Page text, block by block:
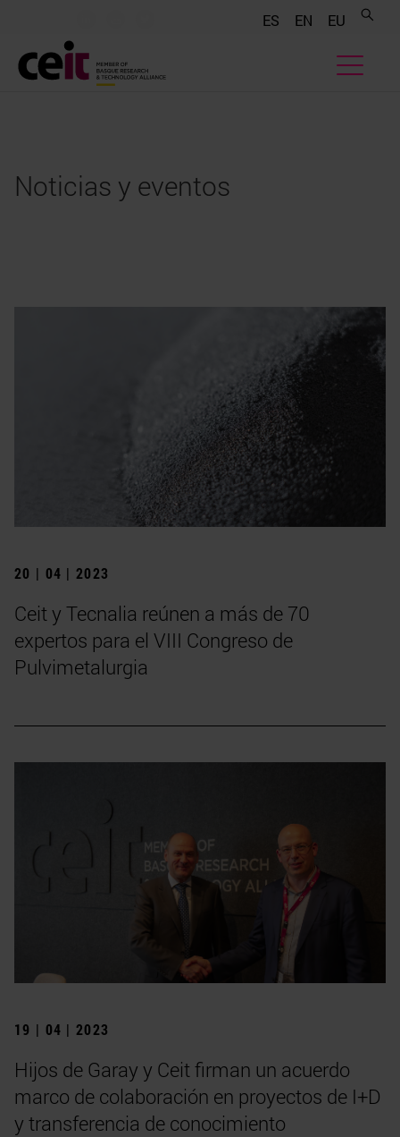
ES EN EU
Noticias y eventos
20 | 04 | 2023
Ceit y Tecnalia reúnen a más de 70
expertos para el VIII Congreso de
Pulvimetalurgia
19 | 04 | 2023
Hijos de Garay y Ceit firman un acuerdo
marco de colaboración en proyectos de I+D
y transferencia de conocimiento